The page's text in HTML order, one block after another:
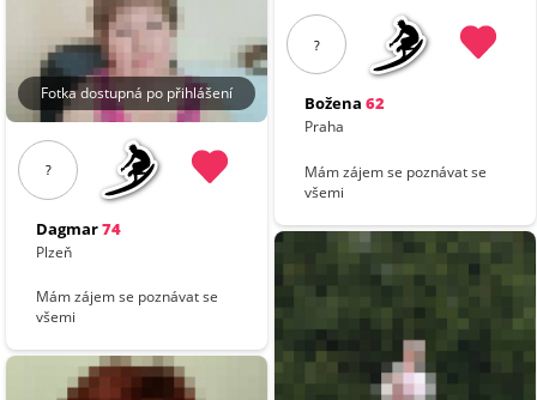
Fotka dostupná po přihlášení
?
Dagmar74
Plzeň
Mám zájem se poznávat se
všemi
?
Božena 62
Praha
Mám zájem se poznávat se
všemi